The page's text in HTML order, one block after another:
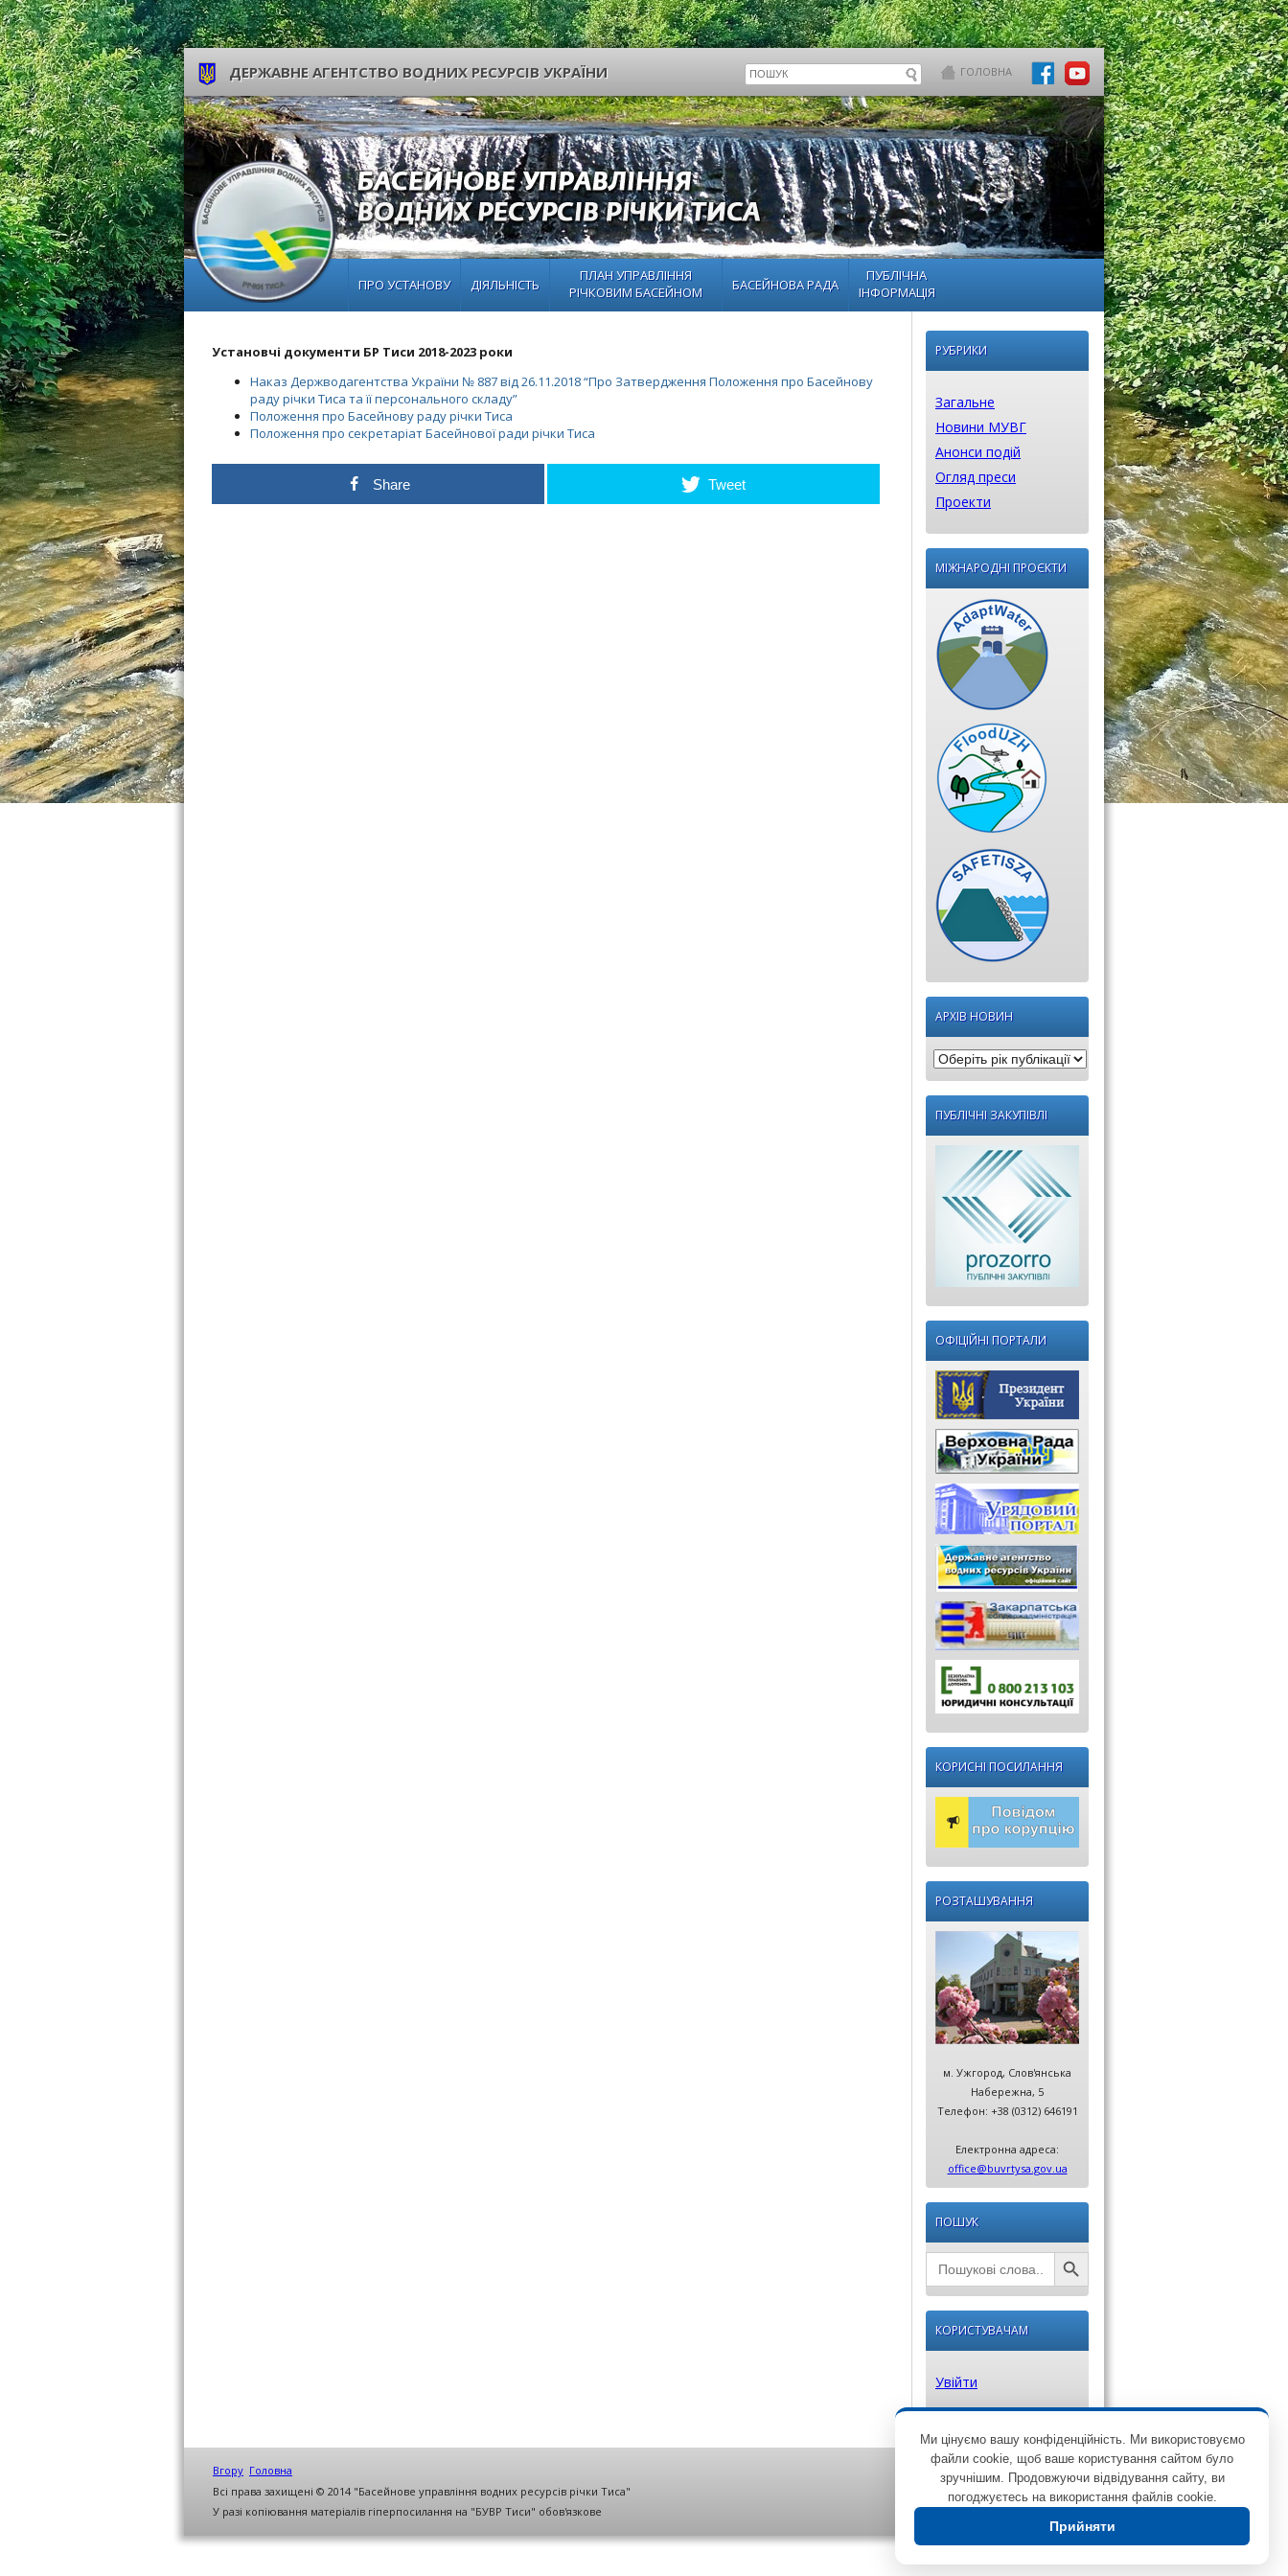
ДЕРЖАВНЕ АГЕНТСТВО ВОДНИХ РЕСУРСІВ УКРАЇНИ ГОЛОВНА
ПРО УСТАНОВУ ДІЯЛЬНІСТЬ
ПЛАН УПРАВЛІННЯ
РІЧКОВИМ БАСЕЙНОМ
БАСЕЙНОВА РАДА
ПУБЛІЧНА
ІНФОРМАЦІЯ
Установчі документи БР Тиси 2018-2023 роки
Наказ Держводагентства України № 887 від 26.11.2018 “Про Затвердження Положення про Басейнову
раду річки Тиса та її персонального складу”
Положення про Басейнову раду річки Тиса
Положення про секретаріат Басейнової ради річки Тиса
Share Tweet
РУБРИКИ
Загальне
Новини МУВГ
Анонси подій
Огляд преси
Проекти
МІЖНАРОДНІ ПРОЄКТИ
АРХІВ НОВИН
Оберіть
рік
публікації:
ПУБЛІЧНІ ЗАКУПІВЛІ
ОФІЦІЙНІ ПОРТАЛИ
КОРИСНІ ПОСИЛАННЯ
РОЗТАШУВАННЯ
м. Ужгород, Слов'янська
Набережна, 5
Телефон: +38 (0312) 646191
Електронна адреса:
office@buvrtysa.gov.ua
ПОШУК
Search
for:
Search Button
КОРИСТУВАЧАМ
Увійти
Вгору Головна
Всі права захищені © 2014 "Басейнове управління водних ресурсів річки Тиса"
У разі копіювання матеріалів гіперпосилання на "БУВР Тиси" обов'язкове
Ми цінуємо вашу конфіденційність. Ми використовуємо
файли cookie, щоб ваше користування сайтом було
зручнішим. Продовжуючи відвідування сайту, ви
погоджуєтесь на використання файлів cookie.
Прийняти